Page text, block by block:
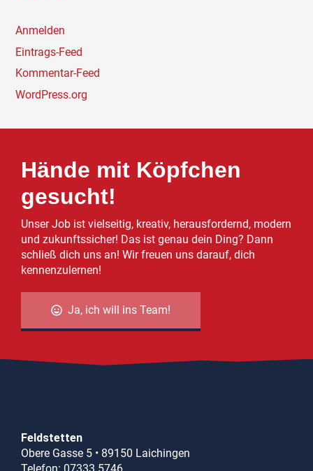
Anmelden
Eintrags-Feed
Kommentar-Feed
WordPress.org
Hände mit Köpfchen
gesucht!
Unser Job ist vielseitig, kreativ, herausfordernd, modern
und zukunftssicher! Das ist genau dein Ding? Dann
schließ dich uns an! Wir freuen uns darauf, dich
kennenzulernen!
Ja, ich will ins Team!
Feldstetten
Obere Gasse 5 • 89150 Laichingen